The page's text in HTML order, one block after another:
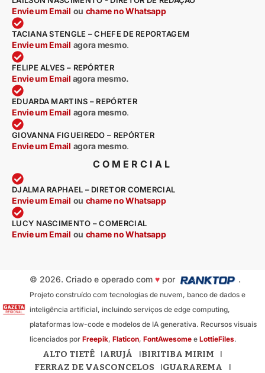
Envie um Email ou chame no Whatsapp
TACIANA STENGLE – CHEFE DE REPORTAGEM
Envie um Email agora mesmo.
FELIPE ALVES – REPÓRTER
Envie um Email agora mesmo.
EDUARDA MARTINS – REPÓRTER
Envie um Email agora mesmo.
GIOVANNA FIGUEIREDO – REPÓRTER
Envie um Email agora mesmo.
COMERCIAL
DJALMA RAPHAEL – DIRETOR COMERCIAL
Envie um Email ou chame no Whatsapp
LUCY NASCIMENTO – COMERCIAL
Envie um Email ou chame no Whatsapp
© 2026. Criado e operado com ♥por .
Projeto construído com tecnologias de nuvem, banco de dados e
inteligência artificial, incluindo serviços de edge computing,
plataformas low-code e modelos de IA generativa. Recursos visuais
licenciados por Freepik, Flaticon, FontAwesomee LottieFiles.
ALTO TIETÊ ARUJÁ
BIRITIBA MIRIM
FERRAZ DE VASCONCELOS
GUARAREMA